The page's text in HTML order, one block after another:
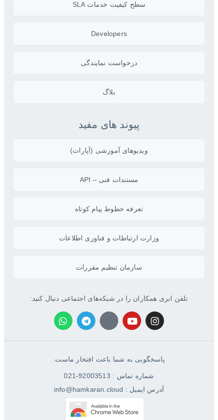
سطح کیفیت خدمات SLA
Developers
درخواست نمایندگی
بلاگ
پیوند های مفید
ویدیو‌های آموزشی (آپارات)
مستندات فنی – API
تعرفه خطوط پیام کوتاه
وزارت ارتباطات و فناوری اطلاعات
سازمان تنظیم مقررات
تلفن ابری همکاران را در شبکه‌های اجتماعی دنبال کنید:
پاسخگویی به شما باعث افتخار ماست.
شماره تماس : 92003513-021
آدرس ایمیل : info@hamkaran.cloud